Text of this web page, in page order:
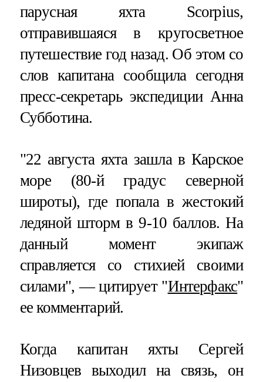
парусная яхта Scorpius,
отправившаяся в кругосветное
путешествие год назад. Об этом со
слов капитана сообщила сегодня
пресс-секретарь экспедиции Анна
Субботина.
"22 августа яхта зашла в Карское
море (80-й градус северной
широты), где попала в жестокий
ледяной шторм в 9-10 баллов. На
данный момент экипаж
справляется со стихией своими
силами", — цитирует "Интерфакс"
ее комментарий.
Когда капитан яхты Сергей
Низовцев выходил на связь, он